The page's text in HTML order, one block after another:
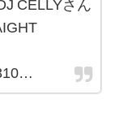
CELLYさん